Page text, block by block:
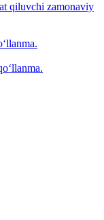
qiluvchi zamonaviy